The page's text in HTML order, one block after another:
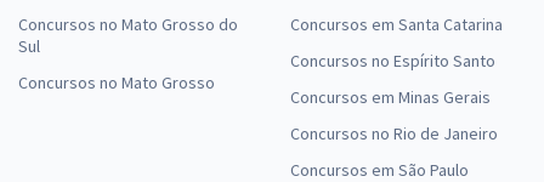
Concursos no Mato Grosso do
Sul
Concursos no Mato Grosso
Concursos em Santa Catarina
Concursos no Espírito Santo
Concursos em Minas Gerais
Concursos no Rio de Janeiro
Concursos em São Paulo